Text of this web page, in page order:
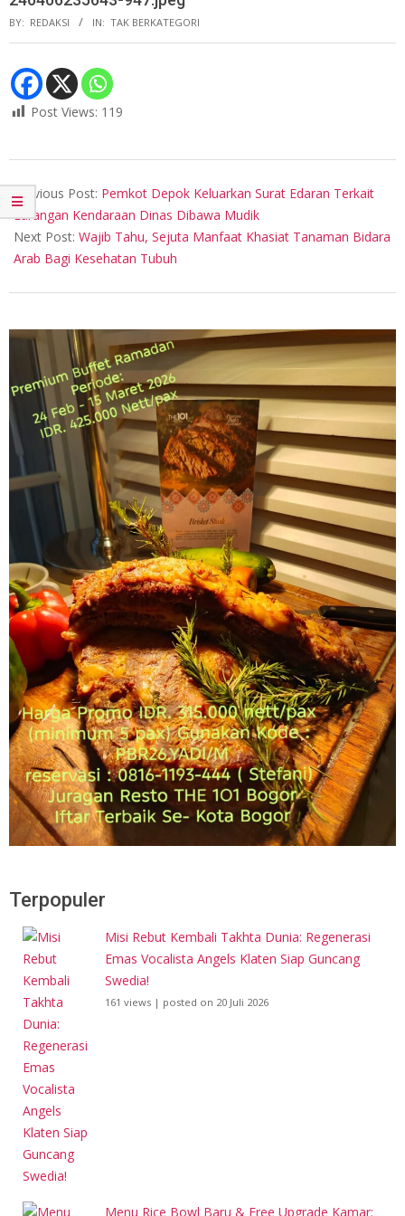
BY: REDAKSI IN: TAK BERKATEGORI
Post Views: 119
04-
07
Previous Post: Pemkot Depok Keluarkan Surat Edaran Terkait
Larangan Kendaraan Dinas Dibawa Mudik
Next Post: Wajib Tahu, Sejuta Manfaat Khasiat Tanaman Bidara
Arab Bagi Kesehatan Tubuh
Terpopuler
Misi Rebut Kembali Takhta Dunia: Regenerasi
Emas Vocalista Angels Klaten Siap Guncang
Swedia!
161 views | posted on 20 Juli 2026
Menu Rice Bowl Baru & Free Upgrade Kamar: